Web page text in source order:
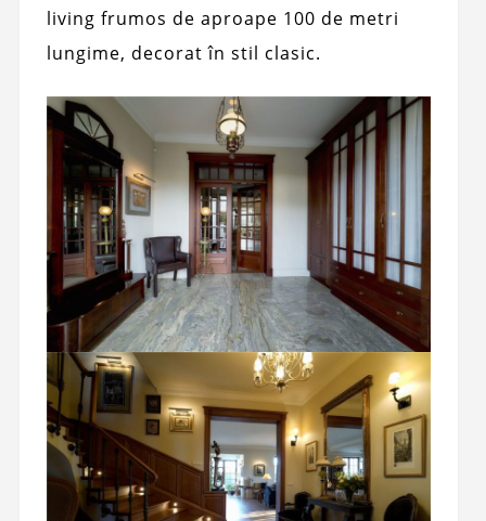
living frumos de aproape 100 de metri
lungime, decorat în stil clasic.